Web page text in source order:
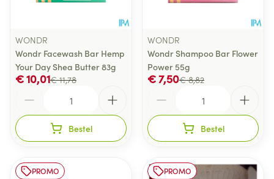
WONDR
Wondr Facewash Bar Hemp
Your Day Shea Butter 83g
€ 11,78
€ 10,01
Bestel
WONDR
Wondr Shampoo Bar Flower
Power 55g
€ 8,82
€ 7,50
Bestel
PROMO PROMO